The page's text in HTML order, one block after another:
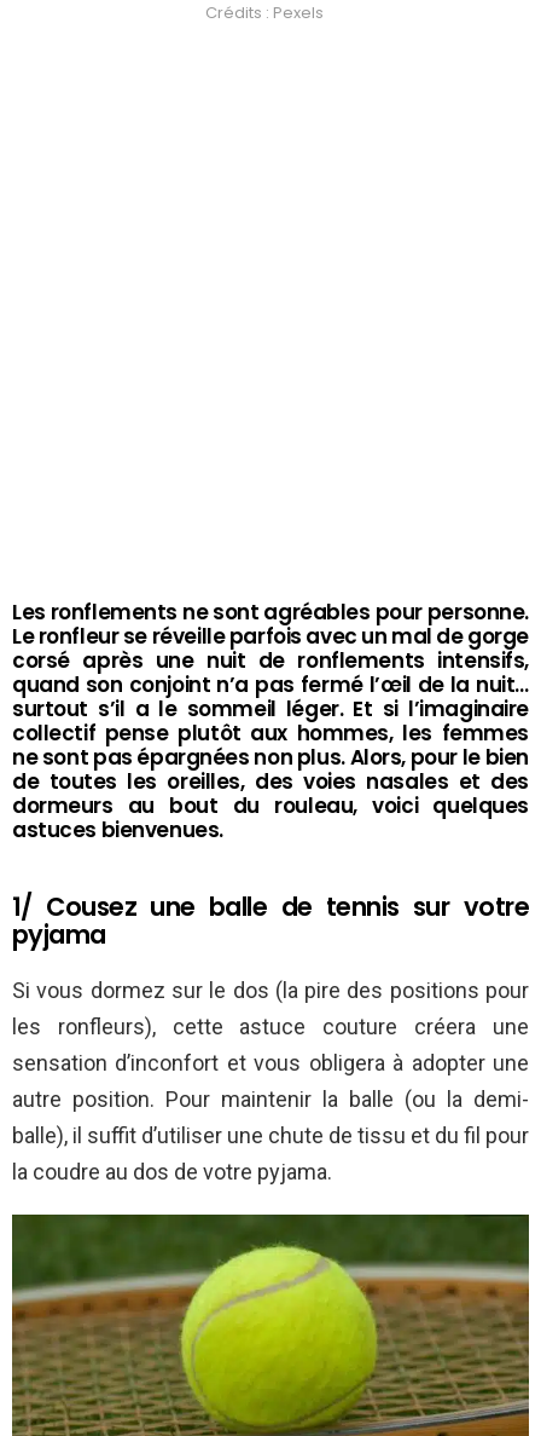
Crédits : Pexels
Les ronflements ne sont agréables pour personne.
Le ronfleur se réveille parfois avec un mal de gorge
corsé après une nuit de ronflements intensifs,
quand son conjoint n’a pas fermé l’œil de la nuit…
surtout s’il a le sommeil léger. Et si l’imaginaire
collectif pense plutôt aux hommes, les femmes
ne sont pas épargnées non plus. Alors, pour le bien
de toutes les oreilles, des voies nasales et des
dormeurs au bout du rouleau, voici quelques
astuces bienvenues.
1/ Cousez une balle de tennis sur votre
pyjama
Si vous dormez sur le dos (la pire des positions pour
les ronfleurs), cette astuce couture créera une
sensation d’inconfort et vous obligera à adopter une
autre position. Pour maintenir la balle (ou la demi-
balle), il suffit d’utiliser une chute de tissu et du fil pour
la coudre au dos de votre pyjama.